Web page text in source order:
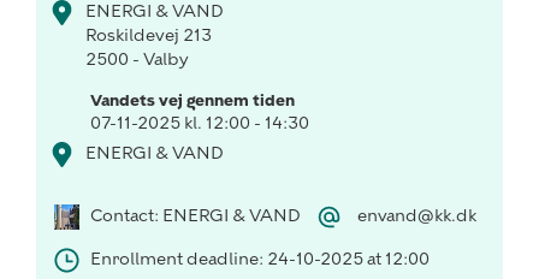
ENERGI & VAND
Roskildevej 213
2500 - Valby
Vandets vej gennem tiden
07-11-2025 kl. 12:00 - 14:30
ENERGI & VAND
Contact: ENERGI & VAND envand@kk.dk
Enrollment deadline: 24-10-2025 at 12:00